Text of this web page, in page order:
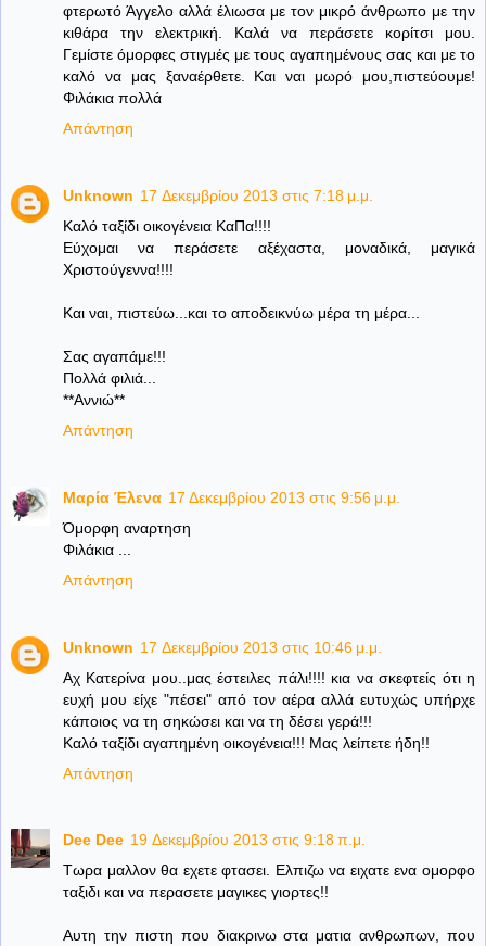
φτερωτό Άγγελο αλλά έλιωσα με τον μικρό άνθρωπο με την
κιθάρα την ελεκτρική. Καλά να περάσετε κορίτσι μου.
Γεμίστε όμορφες στιγμές με τους αγαπημένους σας και με το
καλό να μας ξαναέρθετε. Και ναι μωρό μου,πιστεύουμε!
Φιλάκια πολλά
Απάντηση
Unknown 17 Δεκεμβρίου 2013 στις 7:18 μ.μ.
Καλό ταξίδι οικογένεια ΚαΠα!!!!
Εύχομαι να περάσετε αξέχαστα, μοναδικά, μαγικά
Χριστούγεννα!!!!
Και ναι, πιστεύω...και το αποδεικνύω μέρα τη μέρα...
Σας αγαπάμε!!!
Πολλά φιλιά...
**Αννιώ**
Απάντηση
Μαρία Έλενα 17 Δεκεμβρίου 2013 στις 9:56 μ.μ.
Όμορφη αναρτηση
Φιλάκια ...
Απάντηση
Unknown 17 Δεκεμβρίου 2013 στις 10:46 μ.μ.
Αχ Κατερίνα μου..μας έστειλες πάλι!!!! κια να σκεφτείς ότι η
ευχή μου είχε "πέσει" από τον αέρα αλλά ευτυχώς υπήρχε
κάποιος να τη σηκώσει και να τη δέσει γερά!!!
Καλό ταξίδι αγαπημένη οικογένεια!!! Μας λείπετε ήδη!!
Απάντηση
Dee Dee 19 Δεκεμβρίου 2013 στις 9:18 π.μ.
Τωρα μαλλον θα εχετε φτασει. Ελπιζω να ειχατε ενα ομορφο
ταξιδι και να περασετε μαγικες γιορτες!!
Αυτη την πιστη που διακρινω στα ματια ανθρωπων, που